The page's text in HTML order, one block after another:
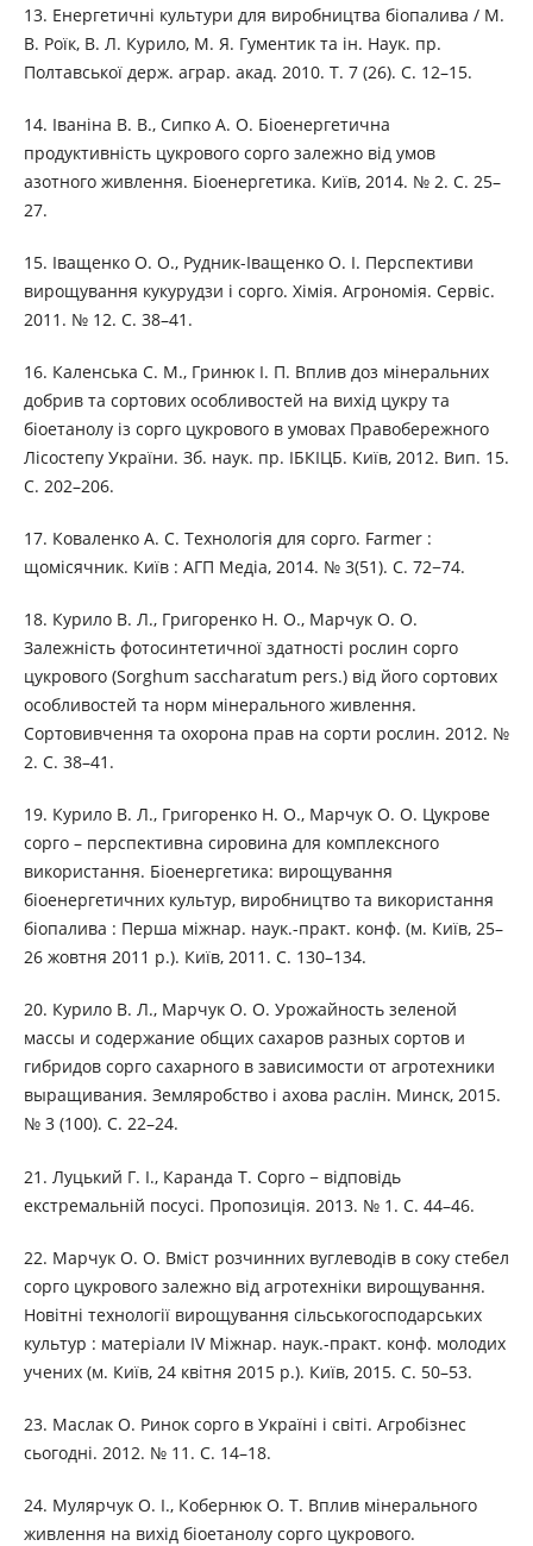
13. Енергетичні культури для виробництва біопалива / М.
В. Роїк, В. Л. Курило, М. Я. Гументик та ін. Наук. пр.
Полтавської держ. аграр. акад. 2010. Т. 7 (26). С. 12–15.
14. Іваніна В. В., Сипко А. О. Біоенергетична
продуктивність цукрового сорго залежно від умов
азотного живлення. Біоенергетика. Київ, 2014. № 2. С. 25–
27.
15. Іващенко О. О., Рудник-Іващенко О. І. Перспективи
вирощування кукурудзи і сорго. Хімія. Агрономія. Сервіс.
2011. № 12. С. 38–41.
16. Каленська С. М., Гринюк І. П. Вплив доз мінеральних
добрив та сортових особливостей на вихід цукру та
біоетанолу із сорго цукрового в умовах Правобережного
Лісостепу України. Зб. наук. пр. ІБКІЦБ. Київ, 2012. Вип. 15.
С. 202–206.
17. Коваленко А. С. Технологія для сорго. Farmer :
щомісячник. Київ : АГП Медіа, 2014. № 3(51). C. 72−74.
18. Курило В. Л., Григоренко Н. О., Марчук О. О.
Залежність фотосинтетичної здатності рослин сорго
цукрового (Sorghum saccharatum pers.) від його сортових
особливостей та норм мінерального живлення.
Сортовивчення та охорона прав на сорти рослин. 2012. №
2. С. 38–41.
19. Курило В. Л., Григоренко Н. О., Марчук О. О. Цукрове
сорго – перспективна сировина для комплексного
використання. Біоенергетика: вирощування
біоенергетичних культур, виробництво та використання
біопалива : Перша міжнар. наук.-практ. конф. (м. Київ, 25–
26 жовтня 2011 р.). Київ, 2011. С. 130–134.
20. Курило В. Л., Марчук О. О. Урожайность зеленой
массы и содержание общих сахаров разных сортов и
гибридов сорго сахарного в зависимости от агротехники
выращивания. Земляробство і ахова раслін. Минск, 2015.
№ 3 (100). С. 22–24.
21. Луцький Г. І., Каранда Т. Сорго − відповідь
екстремальній посусі. Пропозиція. 2013. № 1. С. 44–46.
22. Марчук О. О. Вміст розчинних вуглеводів в соку стебел
сорго цукрового залежно від агротехніки вирощування.
Новітні технології вирощування сільськогосподарських
культур : матеріали ІV Міжнар. наук.-практ. конф. молодих
учених (м. Київ, 24 квітня 2015 р.). Київ, 2015. С. 50–53.
23. Маслак О. Ринок сорго в Україні і світі. Агробізнес
сьогодні. 2012. № 11. С. 14–18.
24. Мулярчук О. І., Кобернюк О. Т. Вплив мінерального
живлення на вихід біоетанолу сорго цукрового.